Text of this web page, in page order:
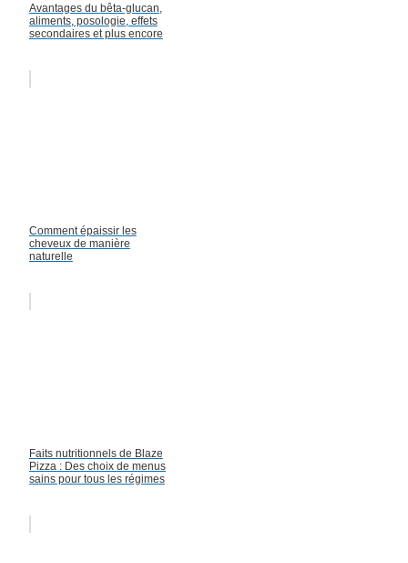
Avantages du bêta-glucan,
aliments, posologie, effets
secondaires et plus encore
Comment épaissir les
cheveux de manière
naturelle
Faits nutritionnels de Blaze
Pizza : Des choix de menus
sains pour tous les régimes